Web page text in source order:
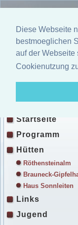
Diese Webseite
bestmoeglichen
auf der Webseite
Cookienutzung
Startseite
Programm
Hütten
Röthensteinalm
Brauneck-
Haus Sonnleiten
Links
Jugend